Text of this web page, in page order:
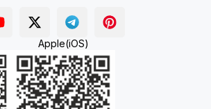
Apple(iOS)